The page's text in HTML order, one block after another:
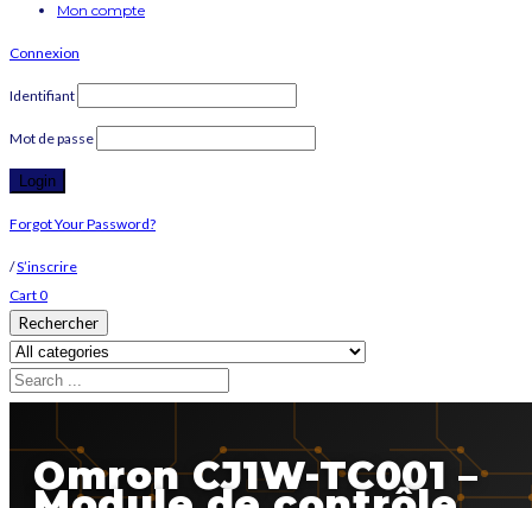
Mon compte
Connexion
Identifiant
Mot de passe
Forgot Your Password?
/S’inscrire
Cart0
Rechercher
Omron CJ1W-TC001 –